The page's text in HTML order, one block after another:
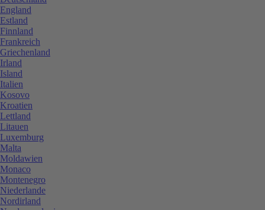
England
Estland
Finnland
Frankreich
Griechenland
Irland
Island
Italien
Kosovo
Kroatien
Lettland
Litauen
Luxemburg
Malta
Moldawien
Monaco
Montenegro
Niederlande
Nordirland